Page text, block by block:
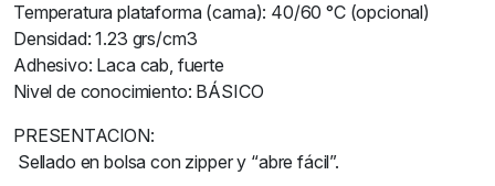
Temperatura plataforma (cama): 40/60 °C (opcional)
Densidad: 1.23 grs/cm3
Adhesivo: Laca cab, fuerte
Nivel de conocimiento: BÁSICO
PRESENTACION:
Sellado en bolsa con zipper y “abre fácil”.